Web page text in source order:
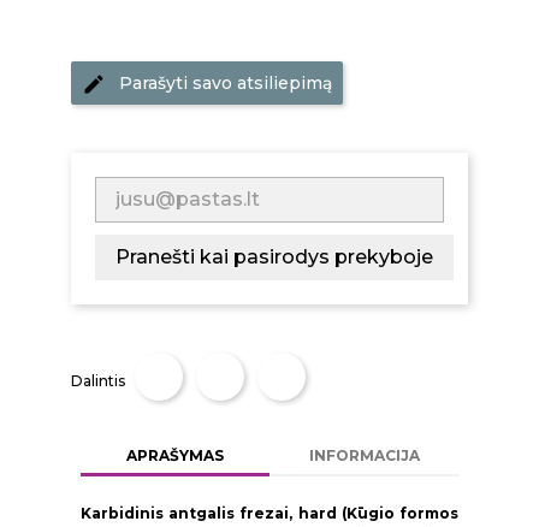
Parašyti savo atsiliepimą
Pranešti kai pasirodys prekyboje
Dalintis
APRAŠYMAS INFORMACIJA
Karbidinis antgalis frezai, hard (Kūgio formos